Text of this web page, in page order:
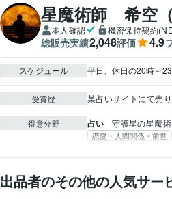
星魔術師 希空（
本人確認 機密保持契約
総販売実績2,048評価 4.9
スケジュール 平日、休日の20時～
受賞歴 某占いサイトにて売
得意分野 占い 守護星の星魔術
恋愛・人間関係・前世
出品者のその他の人気サー